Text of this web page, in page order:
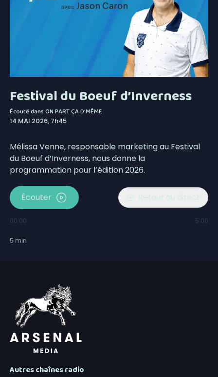
Festival du Boeuf d’Inverness
Écouté dansON PART ÇA D'MÊME
14 MAI 2026, 7h45
Mélissa Venne, responsable marketing au Festival
du Boeuf d’Inverness, nous donne la
programmation pour l’édition 2026.
Écouter Retour au direct
00:00 5:00
5 min
Autres chaînes radio